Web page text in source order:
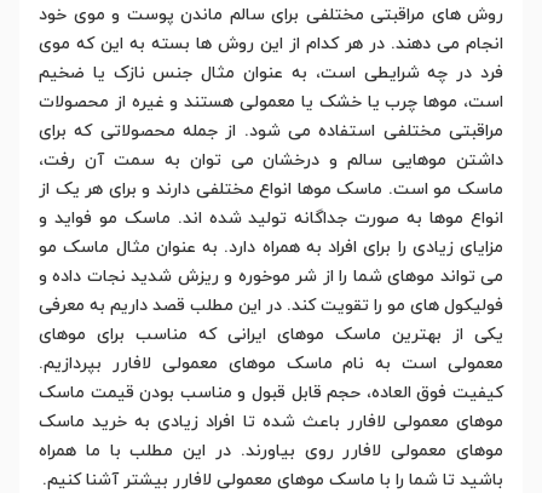
روش های مراقبتی مختلفی برای سالم ماندن پوست و موی خود
انجام می دهند. در هر کدام از این روش ها بسته به این که موی
فرد در چه شرایطی است، به عنوان مثال جنس نازک یا ضخیم
است، موها چرب یا خشک یا معمولی هستند و غیره از محصولات
مراقبتی مختلفی استفاده می شود. از جمله محصولاتی که برای
داشتن موهایی سالم و درخشان می توان به سمت آن رفت،
ماسک مو است. ماسک موها انواع مختلفی دارند و برای هر یک از
انواع موها به صورت جداگانه تولید شده اند. ماسک مو فواید و
مزایای زیادی را برای افراد به همراه دارد. به عنوان مثال ماسک مو
می تواند موهای شما را از شر موخوره و ریزش شدید نجات داده و
فولیکول های مو را تقویت کند. در این مطلب قصد داریم به معرفی
یکی از بهترین ماسک موهای ایرانی که مناسب برای موهای
معمولی است به نام ماسک موهای معمولی لافارر بپردازیم.
کیفیت فوق العاده، حجم قابل قبول و مناسب بودن قیمت ماسک
موهای معمولی لافارر باعث شده تا افراد زیادی به خرید ماسک
موهای معمولی لافارر روی بیاورند. در این مطلب با ما همراه
باشید تا شما را با ماسک موهای معمولی لافارر بیشتر آشنا کنیم.